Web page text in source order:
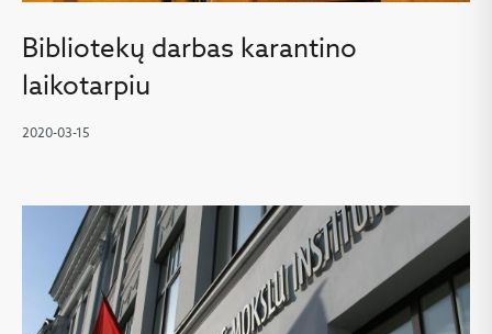
Bibliotekų darbas karantino
laikotarpiu
2020-03-15